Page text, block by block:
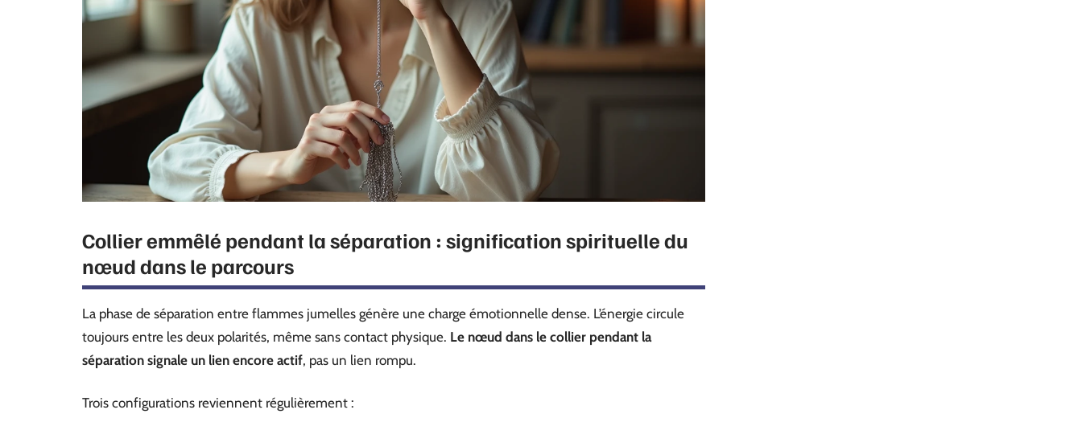
Collier emmêlé pendant la séparation : signification spirituelle du
nœud dans le parcours
La phase de séparation entre flammes jumelles génère une charge émotionnelle dense. L’énergie circule
toujours entre les deux polarités, même sans contact physique. Le nœud dans le collier pendant la
séparation signale un lien encore actif, pas un lien rompu.
Trois configurations reviennent régulièrement :